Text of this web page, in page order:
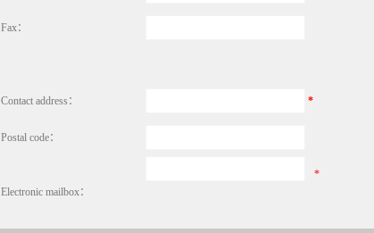
Fax：
Contact address： *
Postal code：
Electronic mailbox：
*